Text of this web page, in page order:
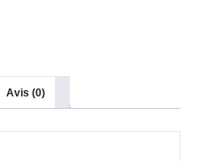
Avis (0)